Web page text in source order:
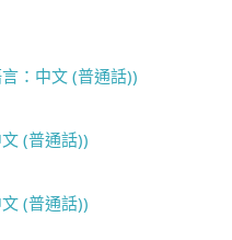
：中文 (普通話))
(普通話))
(普通話))